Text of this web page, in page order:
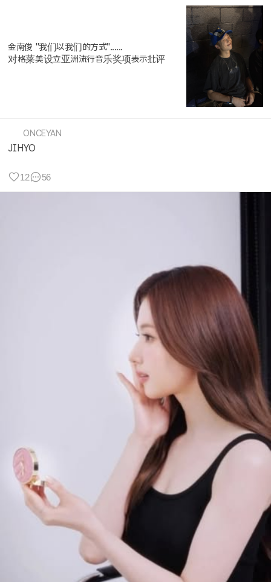
金南俊 "我们以我们的方式"......
对格莱美设立亚洲流行音乐奖项表示批评
ONCEYAN
JIHYO
12 56